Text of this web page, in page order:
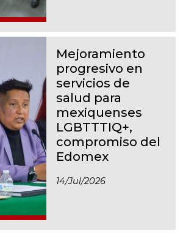
Mejoramiento
progresivo en
servicios de
salud para
mexiquenses
LGBTTTIQ+,
compromiso del
Edomex
14/jul/2026